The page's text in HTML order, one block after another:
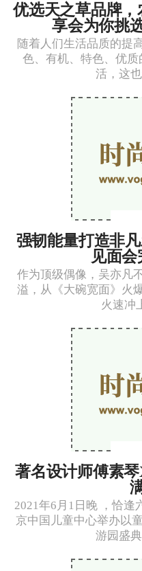
优选天之草品牌
享会为你挑
随着人们生活品质的提
色、有机、特色、优
活，这
强韧能量打造非
见面会
作为顶级偶像，吴亦凡
溢，从《大碗宽面》火
火速冲
著名设计师傅素
2021年6月1日晚 ，恰逢
京中国儿童中心举办以
游园盛